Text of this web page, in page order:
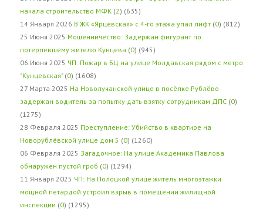
начала строительство МФК (2) (635)
14 Января 2026 В ЖК «Ярцевская» с 4-го этажа упал лифт (0) (812)
25 Июня 2025 Мошенничество: Задержан фигурант по
потерпевшему жителю Кунцева (0) (945)
06 Июня 2025 ЧП: Пожар в БЦ на улице Молдавская рядом с метро
"Кунцевская" (0) (1608)
27 Марта 2025 На Новолучанской улице в посёлке Рублёво
задержан водитель за попытку дать взятку сотрудникам ДПС (0)
(1275)
28 Февраля 2025 Преступление: Убийство в квартире на
Новорублёвской улице дом 5 (0) (1260)
06 Февраля 2025 Загадочное: На улице Академика Павлова
обнаружен пустой гроб (0) (1294)
11 Января 2025 ЧП: На Полоцкой улице житель многоэтажки
мощной петардой устроил взрыв в помещении жилищной
инспекции (0) (1295)